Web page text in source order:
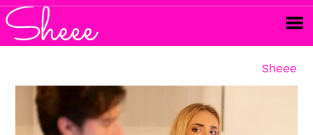
Sheee